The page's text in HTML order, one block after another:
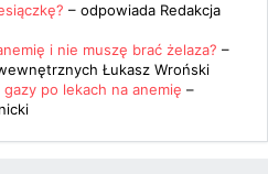
– odpowiada Redakcja
i nie muszę brać żelaza? –
Łukasz Wroński
po lekach na anemię –